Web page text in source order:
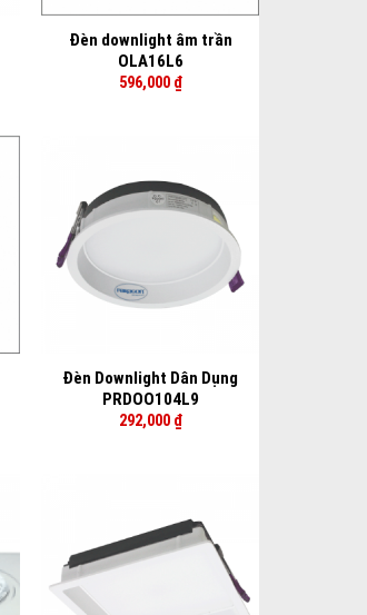
Đèn downlight âm trần
OLA16L6
596,000 ₫
Đèn Downlight Dân Dụng
PRDOO104L9
292,000 ₫